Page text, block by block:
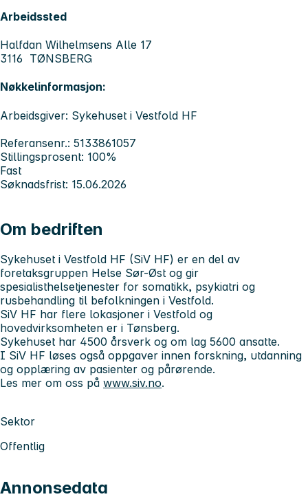
Arbeidssted
Halfdan Wilhelmsens Alle 17
3116 TØNSBERG
Nøkkelinformasjon:
Arbeidsgiver: Sykehuset i Vestfold HF
Referansenr.: 5133861057
Stillingsprosent: 100%
Fast
Søknadsfrist: 15.06.2026
Om bedriften
Sykehuset i Vestfold HF (SiV HF) er en del av
foretaksgruppen Helse Sør-Øst og gir
spesialisthelsetjenester for somatikk, psykiatri og
rusbehandling til befolkningen i Vestfold.
SiV HF har flere lokasjoner i Vestfold og
hovedvirksomheten er i Tønsberg.
Sykehuset har 4500 årsverk og om lag 5600 ansatte.
I SiV HF løses også oppgaver innen forskning, utdanning
og opplæring av pasienter og pårørende.
Les mer om oss på www.siv.no.
Sektor
Offentlig
Annonsedata